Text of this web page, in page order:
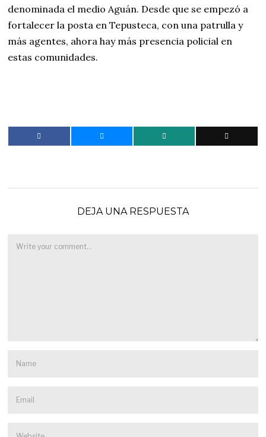
denominada el medio Aguán. Desde que se empezó a
fortalecer la posta en Tepusteca, con una patrulla y
más agentes, ahora hay más presencia policial en
estas comunidades.
DEJA UNA RESPUESTA